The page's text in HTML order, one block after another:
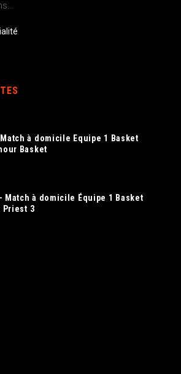
à domicile Equipe 1 Basket
Basket
Match à domicile Équipe 1 Basket
Priest 3